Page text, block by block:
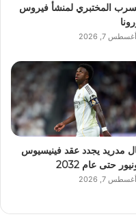
المختبري لمنشأ فيروس
أغسطس 7, 2026
مدريد يجدد عقد فينيسيوس
حتى عام 2032
أغسطس 7, 2026